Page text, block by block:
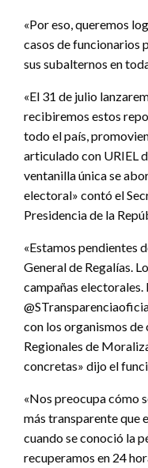
«Por eso, queremos
casos de funcionarios
sus subalternos en
«El 31 de julio
recibiremos estos
todo el país,
articulado con URIEL
ventanilla única se
electoral» contó el
Presidencia de la
«Estamos pendientes
General de Regalías.
campañas electorales.
con los organismos de
Regionales de
concretas» dijo el
«Nos preocupa cómo
más transparente que
cuando se conoció la
recuperamos en 24